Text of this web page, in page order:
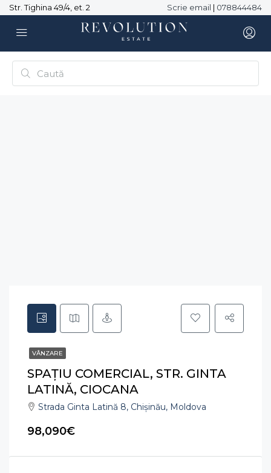
Str. Tighina 49/4, et. 2 Scrie email | 078844484
VÂNZARE
SPAȚIU COMERCIAL, STR. GINTA
LATINĂ, CIOCANA
Strada Ginta Latină 8, Chișinău, Moldova
98,090€